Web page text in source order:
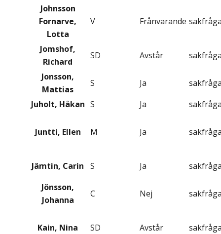
Johnsson
Fornarve,
Lotta
V Frånvarande
Jomshof,
Richard
SD Avstår
Jonsson,
Mattias
S Ja
Juholt, Håkan S Ja
Juntti, Ellen M Ja
Jämtin, Carin S Ja
Jönsson,
Johanna
C Nej
Kain, Nina SD Avstår